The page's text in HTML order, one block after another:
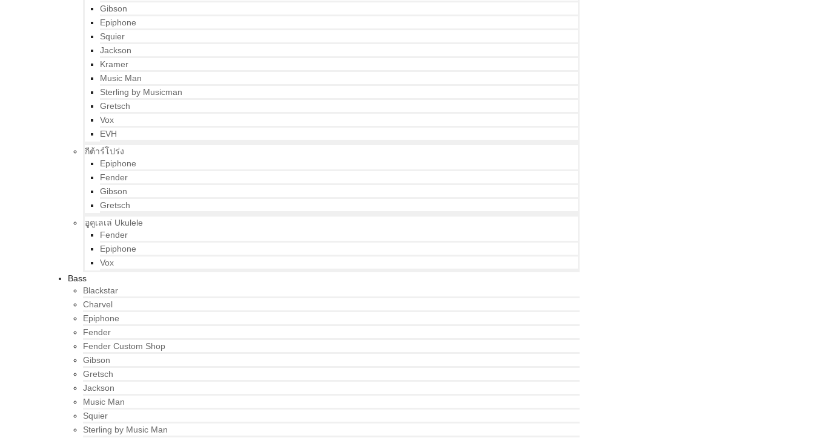
Gibson
Epiphone
Squier
Jackson
Kramer
Music Man
Sterling by Musicman
Gretsch
Vox
EVH
กีต้าร์โปร่ง
Epiphone
Fender
Gibson
Gretsch
อูคูเลเล่ Ukulele
Fender
Epiphone
Vox
Bass
Blackstar
Charvel
Epiphone
Fender
Fender Custom Shop
Gibson
Gretsch
Jackson
Music Man
Squier
Sterling by Music Man